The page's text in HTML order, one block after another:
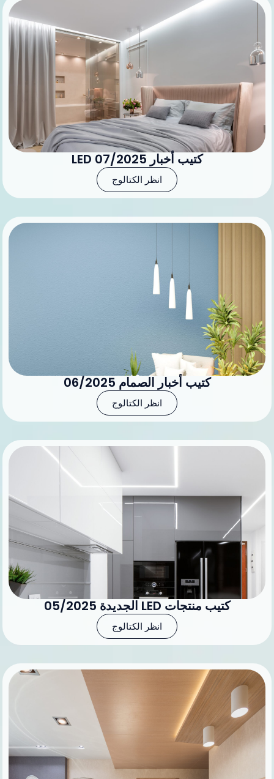
كتيب أخبار LED 07/2025
انظر الكتالوج
كتيب أخبار الصمام 06/2025
انظر الكتالوج
كتيب منتجات LED الجديدة 05/2025
انظر الكتالوج